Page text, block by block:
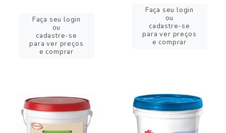
Faça seu login
ou
cadastre-se
para ver preços
e comprar
Faça seu login
ou
cadastre-se
para ver preços
e comprar